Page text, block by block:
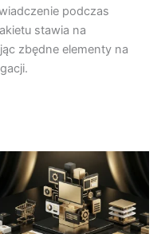
podczas
stawia na
zbędne elementy na